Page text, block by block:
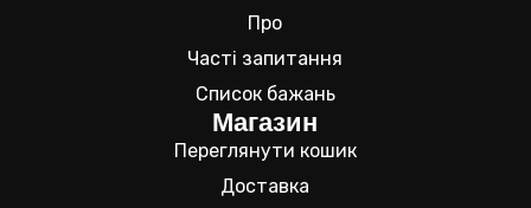
Про
Часті запитання
Список бажань
Магазин
Переглянути кошик
Доставка